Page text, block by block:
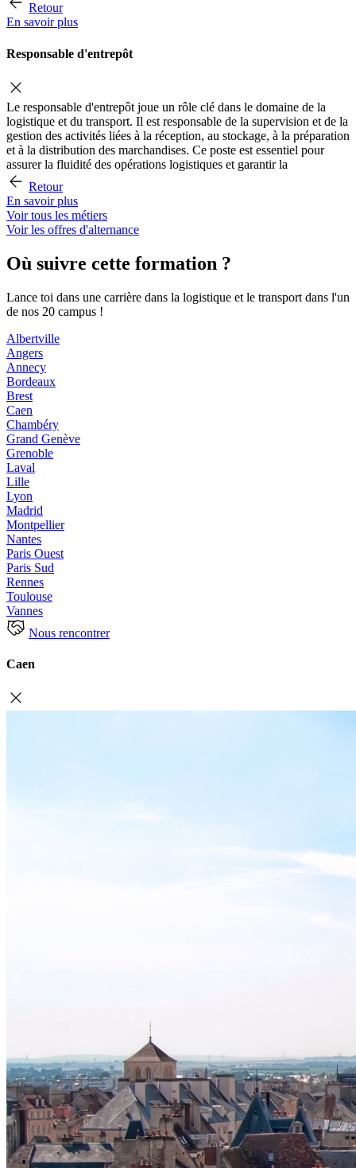
Retour
En savoir plus
Responsable d'entrepôt
Le responsable d'entrepôt joue un rôle clé dans le domaine de la
logistique et du transport. Il est responsable de la supervision et de la
gestion des activités liées à la réception, au stockage, à la préparation
et à la distribution des marchandises. Ce poste est essentiel pour
assurer la fluidité des opérations logistiques et garantir la
Retour
En savoir plus
Voir tous les métiers
Voir les offres d'alternance
Où suivre cette formation ?
Lance toi dans une carrière dans la logistique et le transport dans l'un
de nos 20 campus !
Albertville
Angers
Annecy
Bordeaux
Brest
Caen
Chambéry
Grand Genève
Grenoble
Laval
Lille
Lyon
Madrid
Montpellier
Nantes
Paris Ouest
Paris Sud
Rennes
Toulouse
Vannes
Nous rencontrer
Caen